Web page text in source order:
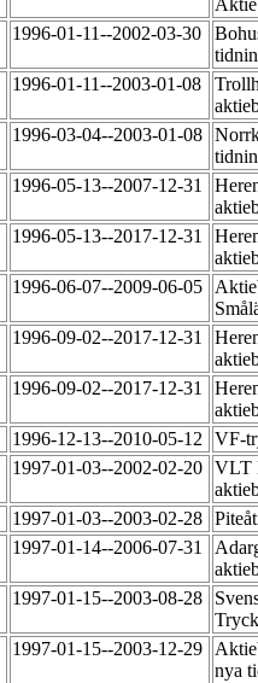
1996-01-11--2002-03-30
1996-01-11--2003-01-08
1996-03-04--2003-01-08
1996-05-13--2007-12-31
1996-05-13--2017-12-31
1996-06-07--2009-06-05
1996-09-02--2017-12-31
1996-09-02--2017-12-31
1996-12-13--2010-05-12
VF-
1997-01-03--2002-02-20 VLT
1997-01-03--2003-02-28
1997-01-14--2006-07-31
1997-01-15--2003-08-28
1997-01-15--2003-12-29
nya